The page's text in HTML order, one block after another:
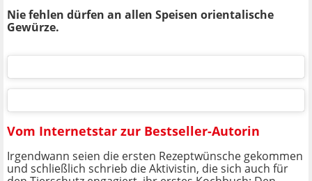
Nie fehlen dürfen an allen Speisen orientalische
Gewürze.
Vom Internetstar zur Bestseller-Autorin
Irgendwann seien die ersten Rezeptwünsche gekommen
und schließlich schrieb die Aktivistin, die sich auch für